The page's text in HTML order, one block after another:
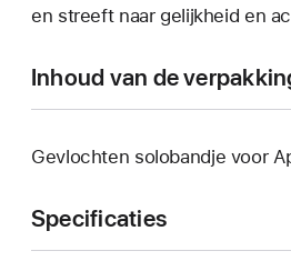
en streeft naar gelijkheid en
Inhoud van de
Gevlochten solobandje voor
Specificaties